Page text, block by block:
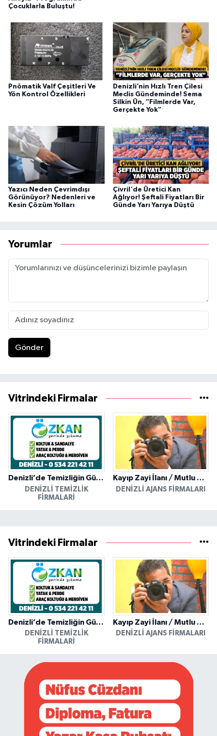
Çocuklarla Buluştu!
Pnömatik Valf Çeşitleri Ve
Yön Kontrol Özellikleri
Denizli’nin Hızlı Tren Çilesi
Meclis Gündeminde! Sema
Silkin Ün, "Filmlerde Var,
Gerçekte Yok"
Yazıcı Neden Çevrimdışı
Görünüyor? Nedenleri ve
Kesin Çözüm Yolları
Çivril'de Üretici Kan
Ağlıyor! Şeftali Fiyatları Bir
Günde Yarı Yarıya Düştü
Yorumlar
Gönder
Vitrindeki Firmalar
Denizli’de Temizliğin Güvenilir Adresi: Özkan Yerinde Yıkama
DENIZLI TEMIZLIK
FIRMALARI
Kayıp Zayi İlanı / Mutlu Ajans / Denizli
DENIZLI AJANS FIRMALARI
Vitrindeki Firmalar
Denizli’de Temizliğin Güvenilir Adresi: Özkan Yerinde Yıkama
DENIZLI TEMIZLIK
FIRMALARI
Kayıp Zayi İlanı / Mutlu Ajans / Denizli
DENIZLI AJANS FIRMALARI